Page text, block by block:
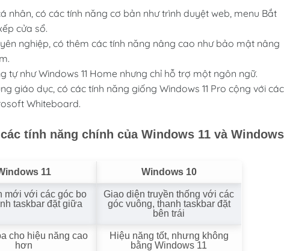
nhân, có các tính năng cơ bản như trình duyệt web, menu Bắt
cửa sổ.
nghiệp, có thêm các tính năng nâng cao như bảo mật nâng
tự như Windows 11 Home nhưng chỉ hỗ trợ một ngôn ngữ.
giáo dục, có các tính năng giống Windows 11 Pro cộng với các
Whiteboard.
tính năng chính của Windows 11 và Windows
11 Windows 10
mới với các góc bo
taskbar đặt giữa
Giao diện truyền thống với các
góc vuông, thanh taskbar đặt
bên trái
cho hiệu năng cao
hơn
Hiệu năng tốt, nhưng không
bằng Windows 11